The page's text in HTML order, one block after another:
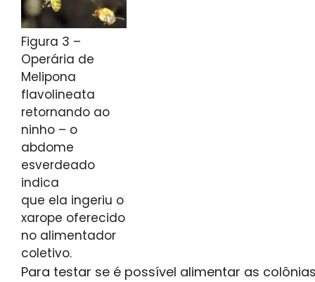
Figura 3 –
Operária de
Melipona
flavolineata
retornando ao
ninho – o
abdome
esverdeado
indica
que ela ingeriu o
xarope oferecido
no alimentador
coletivo.
Para testar se é possível alimentar as